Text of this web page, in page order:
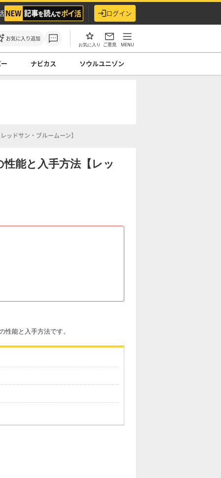
ログイン
お気に入り追加
お気に入り ご意見 MENU
ナビカス ソウルユニゾン
ッドサン・ブルームーン】
能と入手方法【レッ
能と入手方法です。